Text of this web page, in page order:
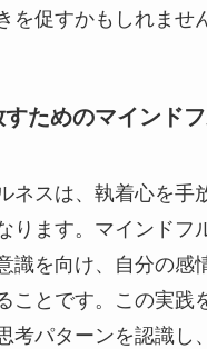
を促すかもしれませ
ためのマインド
ネスは、執着心を手
ります。マインドフ
識を向け、自分の感
ことです。この実践
考パターンを認識し